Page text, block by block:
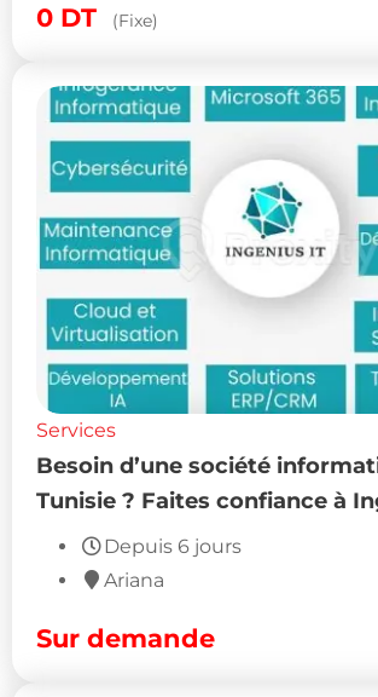
0 DT (Fixe)
Services
Besoin d’une société
Tunisie ? Faites confiance à
Depuis 6 jours
Ariana
Sur demande